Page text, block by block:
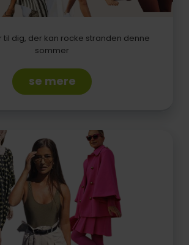
til dig, der kan rocke stranden denne
sommer
se mere